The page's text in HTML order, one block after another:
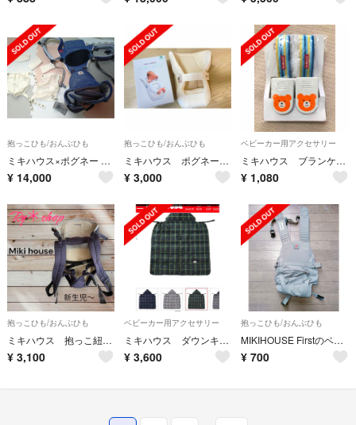
抱っこひも/おんぶひも
ミキハウス×ポグネー ベビーキャリア インディゴブルー
¥ 14,000
抱っこひも/おんぶひも
ミキハウス ポグネー インサート
¥ 3,000
ベビーカー用アクセサリー
ミキハウス ブランケットクリップ 新品
¥ 1,080
抱っこひも/おんぶひも
ミキハウス 抱っこ紐 おんぶ紐
¥ 3,100
ベビーカー用アクセサリー
ミキハウス ダウンキャリーケープ
¥ 3,600
抱っこひも/おんぶひも
MIKIHOUSE Firstのベビー抱っこ紐
¥ 700